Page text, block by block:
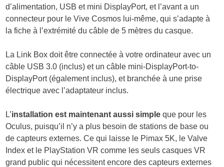
d’alimentation, USB et mini DisplayPort, et l’avant a un
connecteur pour le Vive Cosmos lui-même, qui s’adapte à
la fiche à l’extrémité du câble de 5 mètres du casque.
La Link Box doit être connectée à votre ordinateur avec un
câble USB 3.0 (inclus) et un câble mini-DisplayPort-to-
DisplayPort (également inclus), et branchée à une prise
électrique avec l’adaptateur inclus.
L’installation est maintenant aussi simple que pour les
Oculus, puisqu’il n’y a plus besoin de stations de base ou
de capteurs externes. Ce qui laisse le Pimax 5K, le Valve
Index et le PlayStation VR comme les seuls casques VR
grand public qui nécessitent encore des capteurs externes